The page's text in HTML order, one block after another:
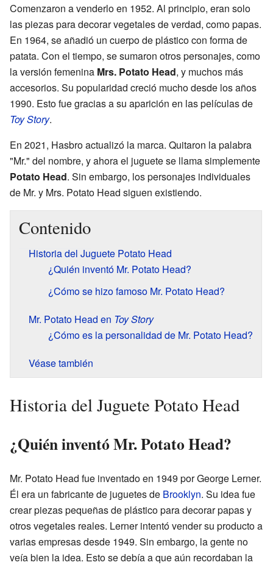
Comenzaron a venderlo en 1952. Al principio, eran solo
las piezas para decorar vegetales de verdad, como papas.
En 1964, se añadió un cuerpo de plástico con forma de
patata. Con el tiempo, se sumaron otros personajes, como
la versión femenina Mrs. Potato Head, y muchos más
accesorios. Su popularidad creció mucho desde los años
1990. Esto fue gracias a su aparición en las películas de
Toy Story.
En 2021, Hasbro actualizó la marca. Quitaron la palabra
"Mr." del nombre, y ahora el juguete se llama simplemente
Potato Head. Sin embargo, los personajes individuales
de Mr. y Mrs. Potato Head siguen existiendo.
Contenido
Historia del Juguete Potato Head
¿Quién inventó Mr. Potato Head?
¿Cómo se hizo famoso Mr. Potato Head?
Mr. Potato Head en Toy Story
¿Cómo es la personalidad de Mr. Potato Head?
Véase también
Historia del Juguete Potato Head
¿Quién inventó Mr. Potato Head?
Mr. Potato Head fue inventado en 1949 por George Lerner.
Él era un fabricante de juguetes de Brooklyn. Su idea fue
crear piezas pequeñas de plástico para decorar papas y
otros vegetales reales. Lerner intentó vender su producto a
varias empresas desde 1949. Sin embargo, la gente no
veía bien la idea. Esto se debía a que aún recordaban la